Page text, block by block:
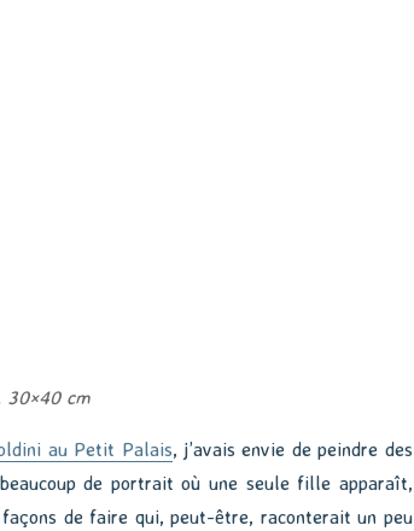
30×40 cm
au Petit Palais, j’avais envie de peindre des
de portrait où une seule fille apparaît,
façons de faire qui, peut-être, raconterait un peu